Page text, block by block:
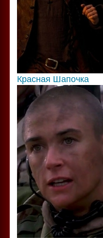
Красная Шапочка